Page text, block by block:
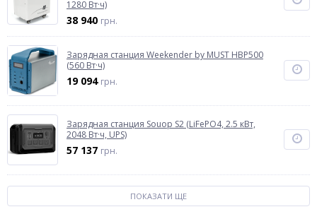
1280 Вт·ч)
38 940 грн.
Зарядная станция Weekender by MUST HBP500
(560 Вт·ч)
19 094 грн.
Зарядная станция Souop S2 (LiFePO4, 2.5 кВт,
2048 Вт·ч, UPS)
57 137 грн.
ПОКАЗАТИ ЩЕ